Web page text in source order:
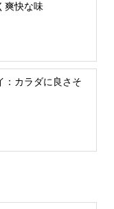
爽快な味
：カラダに良さそ